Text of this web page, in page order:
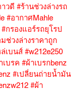
วดี #ร้านช่วงล่างรถ
#อากาศMahle
#กรองแอร์รถยุโรป
ช่วงล่างราคาถูก
เบนส์ #w212e250
เบรค #ผ้าเบรกbenz
#เปลี่ยนถ่ายน้ำมัน
#ผ้า